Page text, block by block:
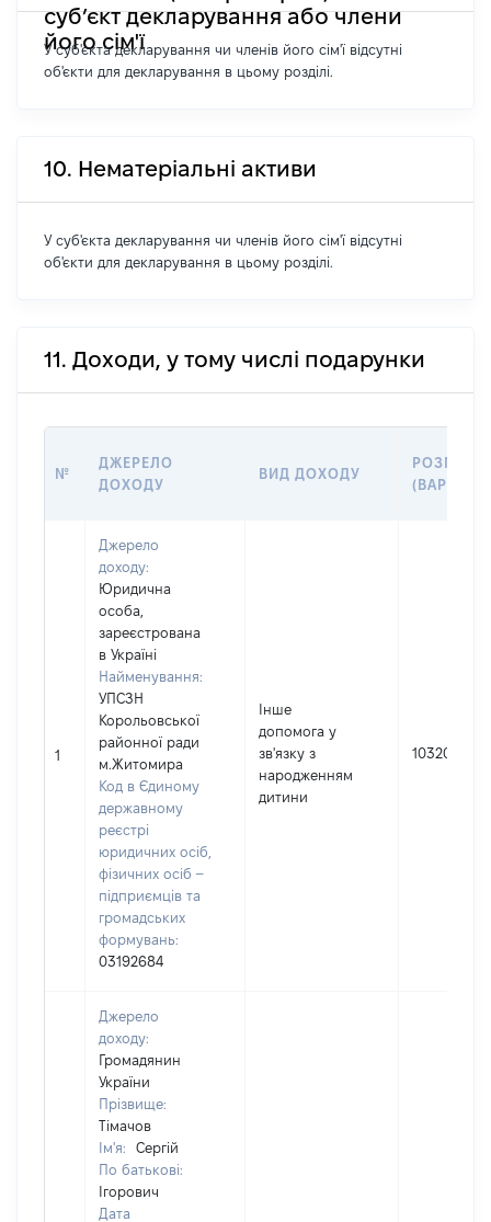
суб’єкт декларування або члени
його сім'ї
У суб'єкта декларування чи членів його сім'ї відсутні
об'єкти для декларування в цьому розділі.
10. Нематеріальні активи
У суб'єкта декларування чи членів його сім'ї відсутні
об'єкти для декларування в цьому розділі.
11. Доходи, у тому числі подарунки
№
ДЖЕРЕЛО
ДОХОДУ
ВИД ДОХОДУ
РОЗМІР
1
Джерело
доходу:
Юридична
особа,
зареєстрована
в Україні
Найменування:
УПСЗН
Корольовської
районної ради
м.Житомира
Код в Єдиному
державному
реєстрі
юридичних осіб,
фізичних осіб –
підприємців та
громадських
формувань:
03192684
Інше
допомога у
зв'язку з
народженням
дитини
10320
Джерело
доходу:
Громадянин
України
Прізвище:
Тімачов
Ім'я:
Сергій
По батькові:
Ігорович
Дата